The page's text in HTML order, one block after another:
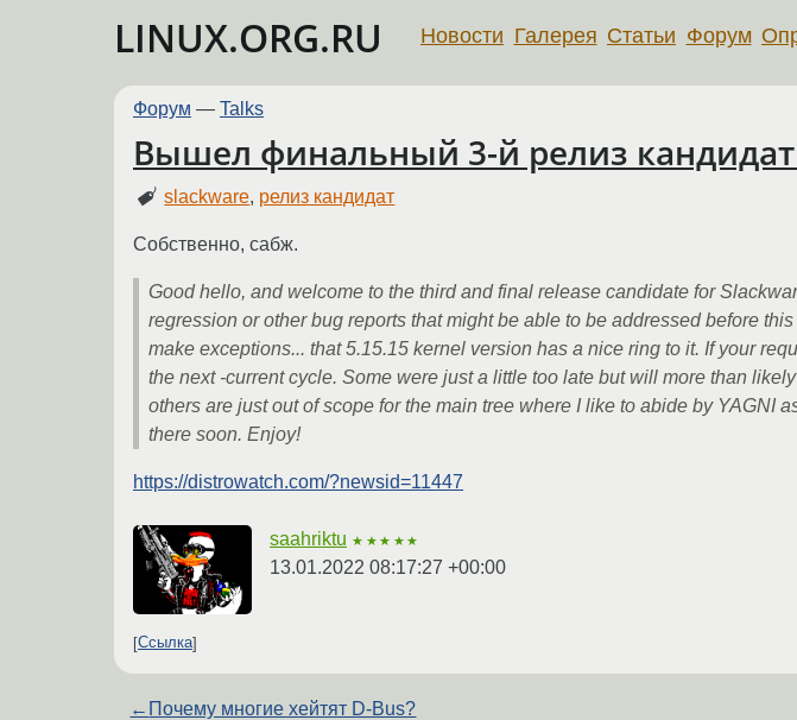
LINUX.ORG.RU Новости Галерея Статьи Форум
Форум — Talks
Вышел финальный 3-й релиз кандидат
slackware, релиз кандидат
Собственно, сабж.
Good hello, and welcome to the third and final release candidate for
regression or other bug reports that might be able to be addressed before
make exceptions... that 5.15.15 kernel version has a nice ring to it. If your
the next -current cycle. Some were just a little too late but will more than
others are just out of scope for the main tree where I like to abide by YAGNI
there soon. Enjoy!
https://distrowatch.com/?newsid=11447
saahriktu ★★★★★
13.01.2022 08:17:27 +00:00
Ссылка
← Почему многие хейтят D-Bus?